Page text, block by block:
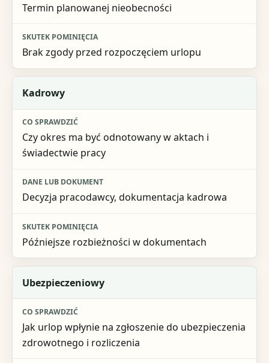
Termin planowanej nieobecności
Brak zgody przed rozpoczęciem urlopu
Kadrowy
Czy okres ma być odnotowany w aktach i
świadectwie pracy
Decyzja pracodawcy, dokumentacja kadrowa
Późniejsze rozbieżności w dokumentach
Ubezpieczeniowy
Jak urlop wpłynie na zgłoszenie do ubezpieczenia
zdrowotnego i rozliczenia